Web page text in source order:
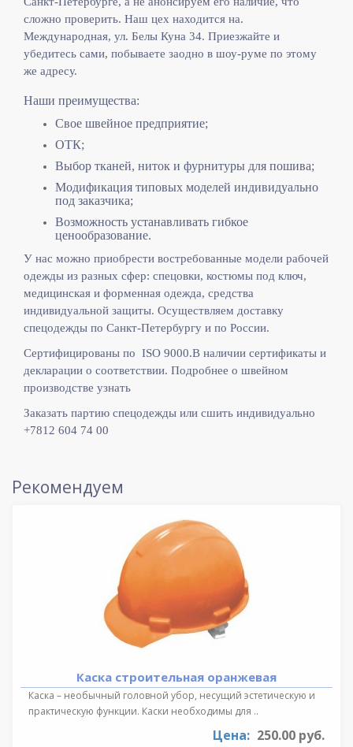
сложно проверить. Наш цех находится на.
Международная, ул. Белы Куна 34. Приезжайте и
убедитесь сами, побываете заодно в шоу-руме по этому
же адресу.
Наши преимущества:
Свое швейное предприятие;
ОТК;
Выбор тканей, ниток и фурнитуры для пошива;
Модификация типовых моделей индивидуально
под заказчика;
Возможность устанавливать гибкое
ценообразование.
У нас можно приобрести востребованные модели рабочей
одежды из разных сфер: спецовки, костюмы под ключ,
медицинская и форменная одежда, средства
индивидуальной защиты. Осуществляем доставку
спецодежды по Санкт-Петербургу и по России.
Сертифицированы по ISO 9000.В наличии сертификаты и
декларации о соответствии. Подробнее о швейном
производстве узнать
Заказать партию спецодежды или сшить индивидуально
+7812 604 74 00
Рекомендуем
Каска строительная оранжевая
Каска – необычный головной убор, несущий эстетическую и
практическую функции. Каски необходимы для ..
Цена: 250.00 руб.